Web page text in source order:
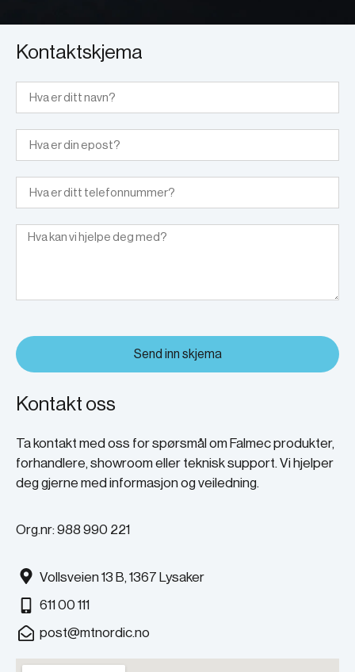
Kontakt oss
Ta kontakt med oss for spørsmål om Falmec produkter,
forhandlere, showroom eller teknisk support. Vi hjelper
deg gjerne med informasjon og veiledning.
Org.nr: 988 990 221
Vollsveien 13 B, 1367 Lysaker
611 00 111
post@mtnordic.no
Kontaktskjema
Send inn skjema